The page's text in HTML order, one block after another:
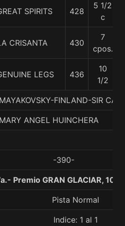
SPIRITS 428
5 1/2
c
CRISANTA 430
7
cpos.
LEGS 436
10
1/2
FINLAND-SIR CAT
ANGEL HUINCHERA
-390-
Premio GRAN GLACIAR,
Pista Normal
Indice: 1 al 1